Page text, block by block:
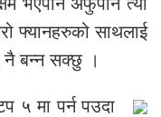
फ्यानहरुको साथलाई
नै बन्न सक्छु ।
५ मा पर्न पउदा